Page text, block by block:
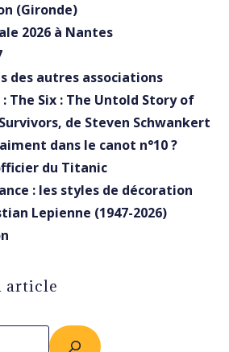
(Gironde)
2026 à Nantes
des autres associations
The Six : The Untold Story of
de Steven Schwankert
dans le canot n°10 ?
du Titanic
: les styles de décoration
Lepienne (1947-2026)
article